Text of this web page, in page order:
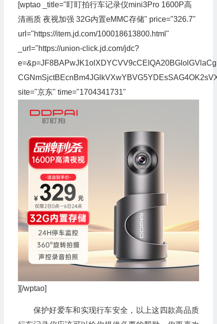
[wptao _title="盯盯拍行车记录仪mini3Pro 1600P高
清画质 夜视加强 32G内置eMMC存储" price="326.7"
url="https://item.jd.com/100018613800.html"
_url="https://union-click.jd.com/jdc?
site="京东" time="1704341731"
][/wptao]
保护好爱车和实现行车安全，以上这四款高品质